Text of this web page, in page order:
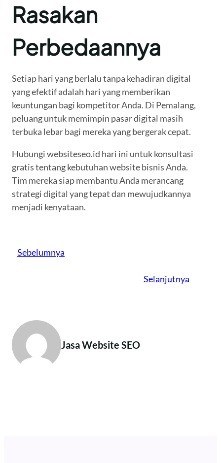
Rasakan
Perbedaannya
Setiap hari yang berlalu tanpa kehadiran digital
yang efektif adalah hari yang memberikan
keuntungan bagi kompetitor Anda. Di Pemalang,
peluang untuk memimpin pasar digital masih
terbuka lebar bagi mereka yang bergerak cepat.
Hubungi websiteseo.id hari ini untuk konsultasi
gratis tentang kebutuhan website bisnis Anda.
Tim mereka siap membantu Anda merancang
strategi digital yang tepat dan mewujudkannya
menjadi kenyataan.
Sebelumnya
Selanjutnya
Jasa Website SEO